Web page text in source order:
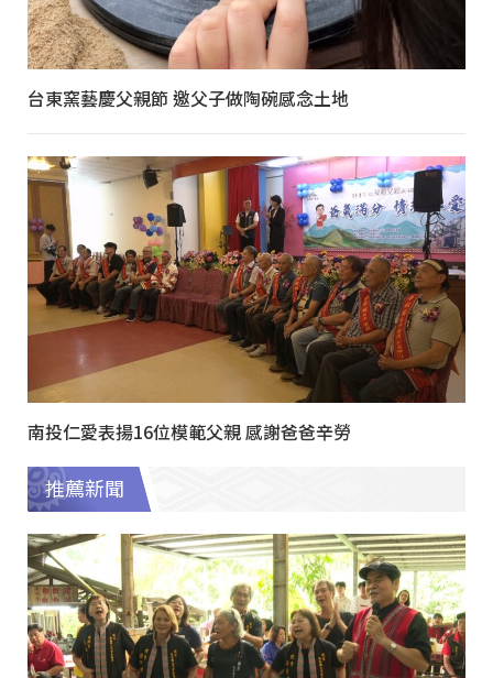
台東窯藝慶父親節 邀父子做陶碗感念土地
南投仁愛表揚16位模範父親 感謝爸爸辛勞
推薦新聞